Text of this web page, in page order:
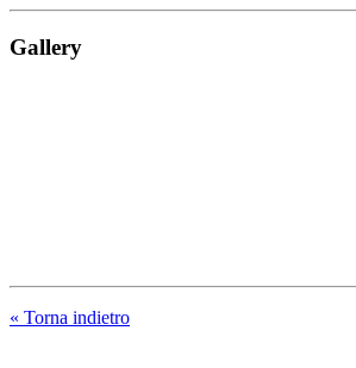
Gallery
« Torna indietro